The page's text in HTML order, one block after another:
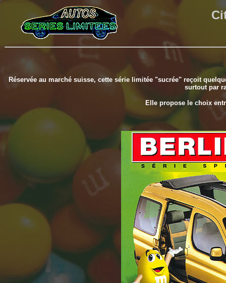
Réservée au marché suisse, cette série limitée "sucrée" reçoit
surtout par
Elle propose le choix